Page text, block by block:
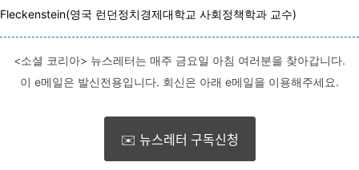
Fleckenstein(영국 런던정치경제대학교 사회정책학과 교수)
<소셜 코리아> 뉴스레터는 매주 금요일 아침 여러분을 찾아갑니다.
이 e메일은 발신전용입니다. 회신은 아래 e메일을 이용해주세요.
✉️ 뉴스레터 구독신청